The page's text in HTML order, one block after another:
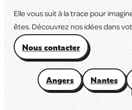
Elle vous suit à la trace pour
êtes. Découvrez nos idées dans
Nous contacter
Angers Nantes